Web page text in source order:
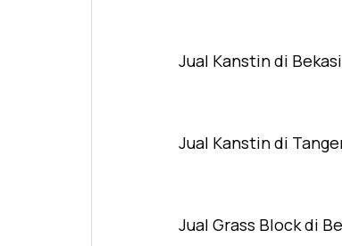
Jual Kanstin di Bekasi
Jual Kanstin di
Jual Grass Block di